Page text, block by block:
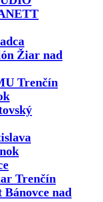
Žiar nad
Trenčín
Trenčín
Bánovce nad